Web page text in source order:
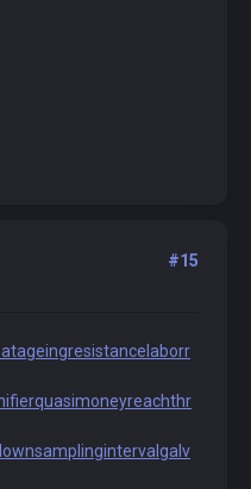
#15
laborr
quasimoneyreachthr
samplinginterval galv